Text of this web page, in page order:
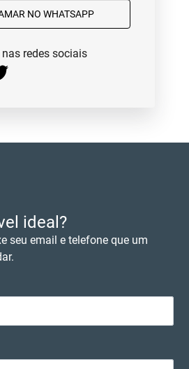
NO WHATSAPP
redes sociais
ideal?
seu email e telefone que um